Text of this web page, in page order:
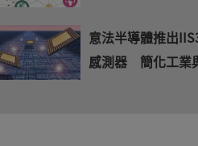
意法半導體推出
感測器 簡化工業